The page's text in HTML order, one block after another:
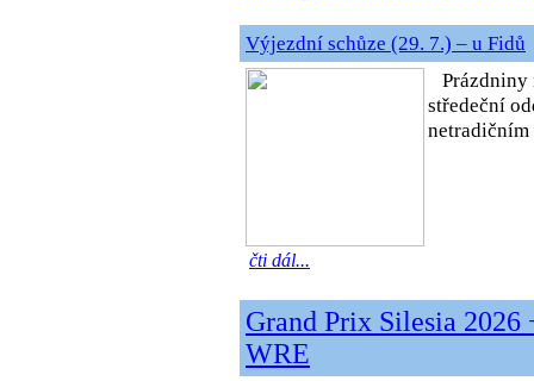
Výjezdní schůze (29. 7.) – u Fidů
Prázdniny
středeční
netradičním
čti dál...
Grand Prix Silesia
WRE